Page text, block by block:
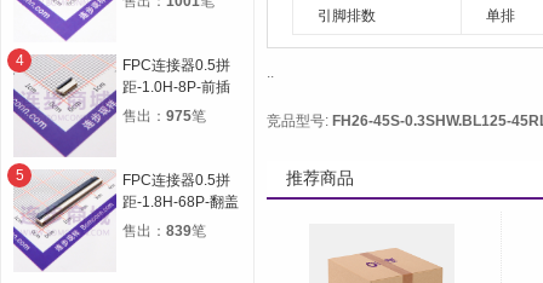
引脚排数 单排
..
竞品型号: FH26-45S-0.3SHW.BL125-
推荐商品
4
FPC连接器0.5拼
距-1.0H-8P-前插
后锁
售出： 975笔
5
FPC连接器0.5拼
距-1.8H-68P-翻盖
下接
售出： 839笔